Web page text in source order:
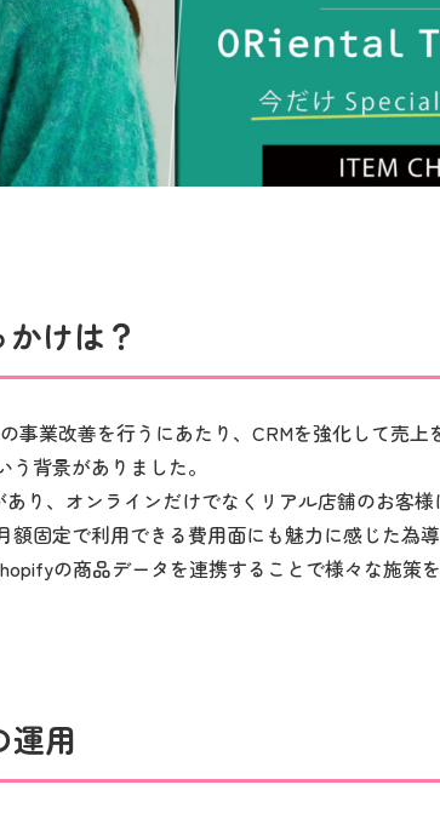
けは？
事業改善を行うにあたり、CRMを強化して売
背景がありました。
り、オンラインだけでなくリアル店舗のお客
固定で利用できる費用面にも魅力に感じた為導
の商品データを連携することで様々な施策
運用